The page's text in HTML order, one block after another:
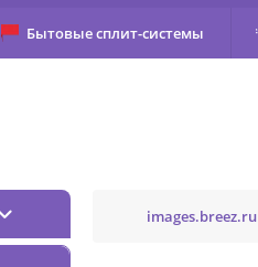
Бытовые сплит-системы
images.breez.ru